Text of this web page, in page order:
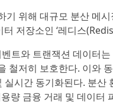
기 위해 대규모 분산 메
저장소인 ‘레디스
트와 트랜잭션 데이터
철저히 보호한다. 이와
시간 동기화된다. 분
량 금융 거래 및 데이터